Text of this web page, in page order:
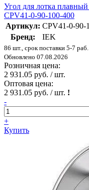
Угол для лотка
CPV41-0-90-100-400
Артикул: CPV41-0-90-
Бренд:
IEK
86 шт., срок поставки 5-7
Обновлено 07.08.2026
Розничная цена:
2 931.05 руб. / шт.
Оптовая цена:
2 931.05 руб. / шт. !
-
+
Купить